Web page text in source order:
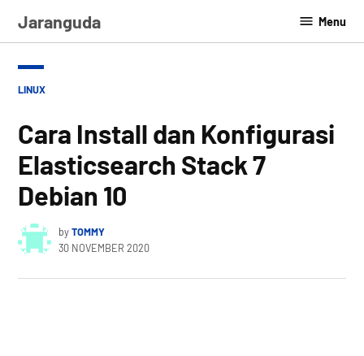
Jaranguda Menu
POSTED
LINUX
Cara Install dan Konfigurasi
Elasticsearch Stack 7
Debian 10
byTOMMY
30 NOVEMBER 2020